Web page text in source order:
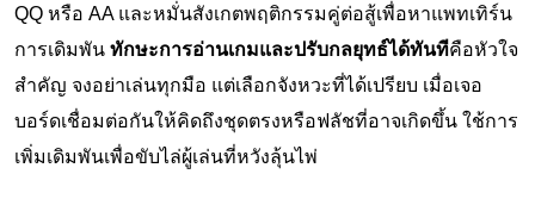
QQ หรือ AA และหมั่นสังเกตพฤติกรรมคู่ต่อสู้เพื่อหาแพทเทิร์น
การเดิมพัน ทักษะการอ่านเกมและปรับกลยุทธ์ได้ทันทีคือหัวใจ
สำคัญ จงอย่าเล่นทุกมือ แต่เลือกจังหวะที่ได้เปรียบ เมื่อเจอ
บอร์ดเชื่อมต่อกันให้คิดถึงชุดตรงหรือฟลัชที่อาจเกิดขึ้น ใช้การ
เพิ่มเดิมพันเพื่อขับไล่ผู้เล่นที่หวังลุ้นไพ่